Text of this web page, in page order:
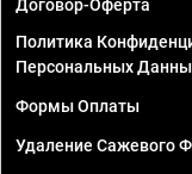
Договор-Оферта
Политика
Персональных
Формы Оплаты
Удаление Сажевого